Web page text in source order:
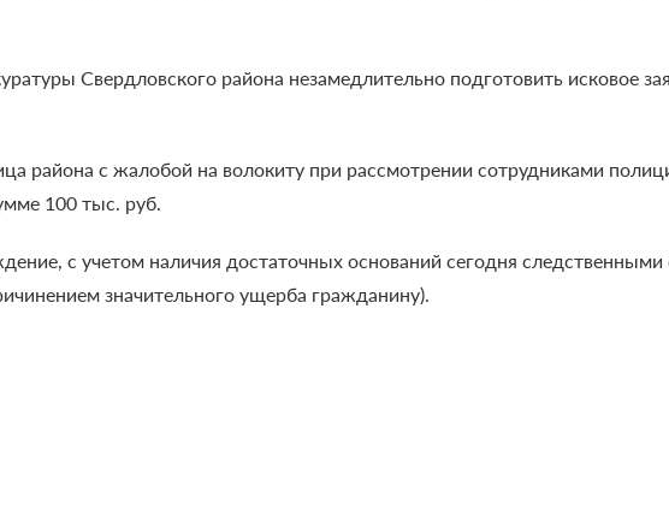
Свердловского района незамедлительно подготовить исковое
района с жалобой на волокиту при рассмотрении сотрудниками
100 тыс. руб.
с учетом наличия достаточных оснований сегодня
значительного ущерба гражданину).